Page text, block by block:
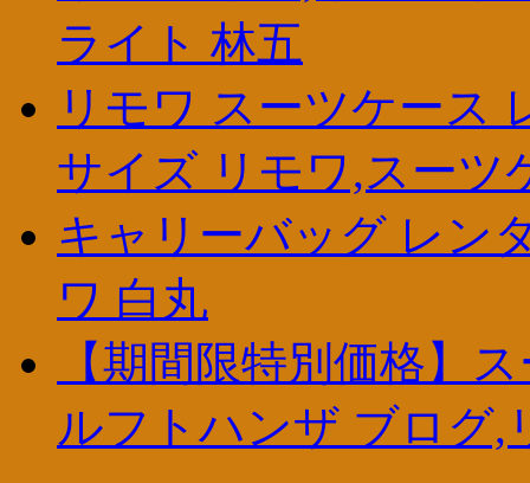
ライト 林五
リモワ スーツケース
サイズ リモワ,スーツ
キャリーバッグ レン
ワ 白丸
【期間限特別価格】
ルフトハンザ ブログ,